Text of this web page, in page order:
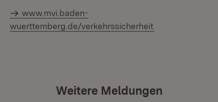
www.mvi.baden-
wuerttemberg.de/verkehrssicherheit
Weitere Meldungen